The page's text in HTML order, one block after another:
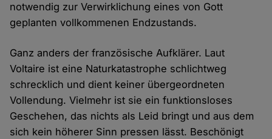
notwendig zur Verwirklichung eines von Gott
geplanten vollkommenen Endzustands.
Ganz anders der französische Aufklärer. Laut
Voltaire ist eine Naturkatastrophe schlichtweg
schrecklich und dient keiner übergeordneten
Vollendung. Vielmehr ist sie ein funktionsloses
Geschehen, das nichts als Leid bringt und aus dem
sich kein höherer Sinn pressen lässt. Beschönigt